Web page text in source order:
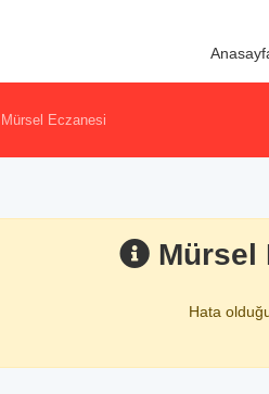
Mürsel Eczanesi
Mürsel
Hata